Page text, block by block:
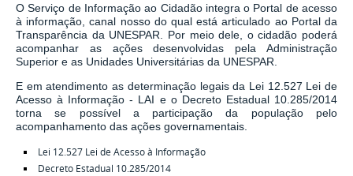
O Serviço de Informação ao Cidadão integra o Portal de acesso
à informação, canal nosso do qual está articulado ao Portal da
Transparência da UNESPAR. Por meio dele, o cidadão poderá
acompanhar as ações desenvolvidas pela Administração
Superior e as Unidades Universitárias da UNESPAR.
E em atendimento as determinação legaisda Lei 12.527 Lei de
Acesso à Informação - LAI e o Decreto Estadual 10.285/2014
torna se possível a participação da população pelo
acompanhamento das ações governamentais.
Lei 12.527 Lei de Acesso à Informação
Decreto Estadual 10.285/2014